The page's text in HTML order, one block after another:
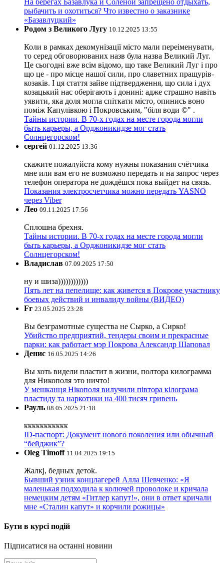
рыбачить и охотиться? Что известно о заказнике
«Базавлуцкий»
Родом з Великого Лугу 10.12.2025 13:55
Коли в рамках декомунізації місто мали переіменувати,
то серед обговорюваних назв була назва Великий Луг.
Це сьогодні вже всім відомо, що таке Великий Луг і про
що це - про місце нашої сили, про славетних пращурів-
козаків. І ця стаття зайве підтвердження, що сила і дух
козацький нас оберігають і донині: адже страшно навіть
уявити, яка доля могла спіткати місто, опинись воно
поміж Капулівкою і Покровським, "біля води ©" .
Тайны истории. В 70-х годах на месте города могли
быть карьеры, а Орджоникидзе мог стать
Солнцегорском!
сергей 01.12.2025 13:36
скажите пожалуйста кому нужны показания счётчика
мне или вам его не возможно передать и на запрос через
телефон оператора не дождёшся пока выйдет на связь.
Показания электросчетчика можно передать YASNO
через Viber
Лео 09.11.2025 17:56
Сплошна брехня.
Тайны истории. В 70-х годах на месте города могли
быть карьеры, а Орджоникидзе мог стать
Солнцегорском!
Владислав 07.09.2025 17:50
ну и шиза))))))))))))
Пять лет на пепелище: как живется в Покрове участнику
боевых действий и инвалиду войны (ВИДЕО)
Fr 23.05.2025 23:28
Вы безграмотные существа не Сырко, а Сирко!
Убийство предприятий, тендеры своим и прекрасные
парки: как работает мэр Покрова Александр Шаповал
Денис 16.05.2025 14:26
Вы хоть видели пластит в жизни, полтора килограмма
для Никополя это ничто!
У мешканця Нікополя вилучили півтора кілограма
пластиду та наркотики на 400 тисяч гривень
Рауль 08.05.2025 21:18
ккккккккккк
ID-паспорт: Документ нового поколения или обычный
“бейджик”?
Oleg Timoff 11.04.2025 19:15
Жалкj, бедных детok.
Бывший узник концлагерей Алла Шевченко: «Я
маленькая подходила к колючей проволоке и кричала
немецким детям «Гитлер капут!», они в ответ кричали
мне «Сталин капут» и корчили рожицы»
Бути в курсі подій
Підписатися на останні новини